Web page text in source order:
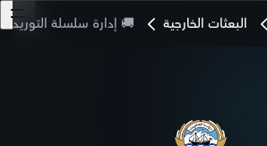
البعثات الخارجية 🚚 إدارة سلسلة التوريد